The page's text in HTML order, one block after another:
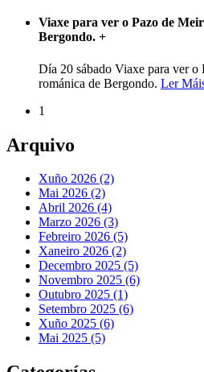
Viaxe para ver o Pazo de
Bergondo. +
Día 20 sábado Viaxe para ver o
románica de Bergondo. Ler
1
Arquivo
Xuño 2026 (2)
Mai 2026 (2)
Abril 2026 (4)
Marzo 2026 (3)
Febreiro 2026 (5)
Xaneiro 2026 (2)
Decembro 2025 (5)
Novembro 2025 (6)
Outubro 2025 (1)
Setembro 2025 (6)
Xuño 2025 (6)
Mai 2025 (5)